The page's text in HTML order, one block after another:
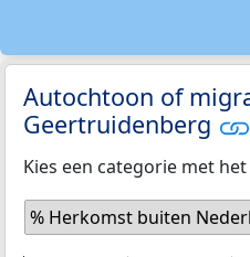
Autochtoon of
Geertruidenberg
Kies een categorie met
% Herkomst buiten